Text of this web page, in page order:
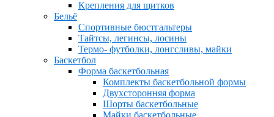
Крепления для щитков
Бельё
Спортивные бюстгальтеры
Тайтсы, легинсы, лосины
Термо- футболки, лонгсливы, майки
Баскетбол
Форма баскетбольная
Комплекты баскетбольной формы
Двухсторонняя форма
Шорты баскетбольные
Майки баскетбольные